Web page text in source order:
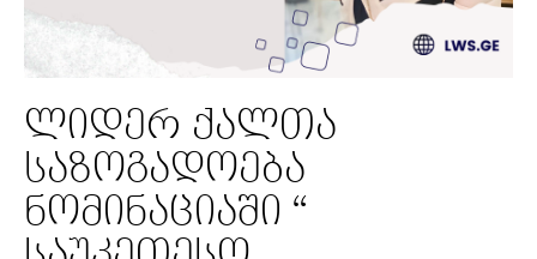
ლიდერ ქალთა
საზოგადოება
ნომინაციაში “